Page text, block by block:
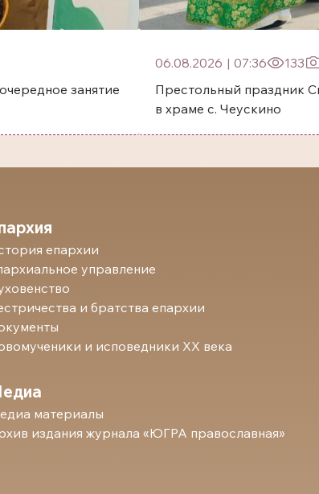
занятие
06.08.2026 | 07:36
133
Престольный праздник Святого
в храме с. Чеускино
епархии
управление
и братства епархии
и исповедники ХХ века
материалы
издания журнала «ЮГРА православная»